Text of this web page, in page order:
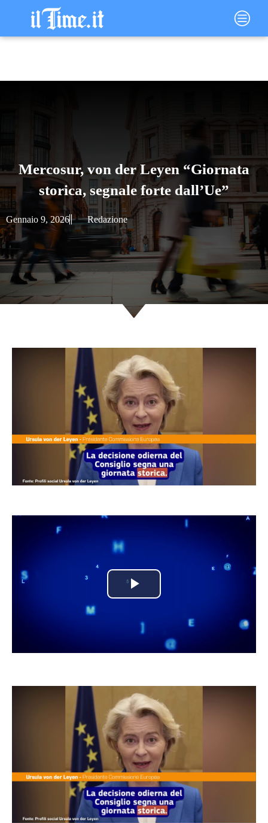
contenuto
Main
Menu
Mercosur, von der Leyen “Giornata
storica, segnale forte dall’Ue”
Gennaio 9, 2026 Redazione
Play
Video